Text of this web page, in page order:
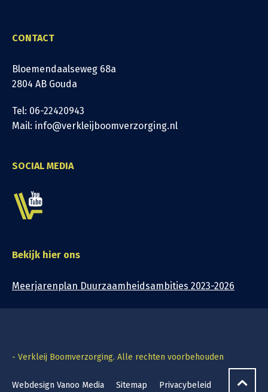
CONTACT
Bloemendaalseweg 68a
2804 AB Gouda
Tel: 06-22420943
Mail: info@verkleijboomverzorging.nl
SOCIAL MEDIA
Bekijk hier ons
Meerjarenplan Duurzaamheidsambities 2023-2026
- Verkleij Boomverzorging. Alle rechten voorbehouden
Webdesign Vanoo Media Sitemap Privacybeleid